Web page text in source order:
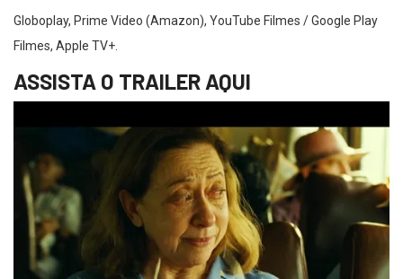
Globoplay, Prime Video (Amazon), YouTube Filmes / Google Play
Filmes, Apple TV+.
ASSISTA O TRAILER AQUI